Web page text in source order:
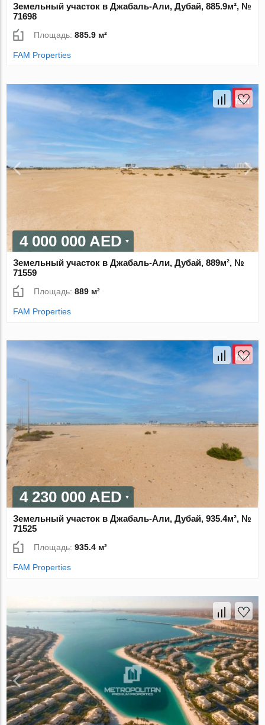
Земельный участок в Джабаль-Али, Дубай, 885.9м², №
71698
Площадь:885.9 м²
FAM Properties
4 000 000 AED
Земельный участок в Джабаль-Али, Дубай, 889м², №
71559
Площадь:889 м²
FAM Properties
4 230 000 AED
Земельный участок в Джабаль-Али, Дубай, 935.4м², №
71525
Площадь:935.4 м²
FAM Properties